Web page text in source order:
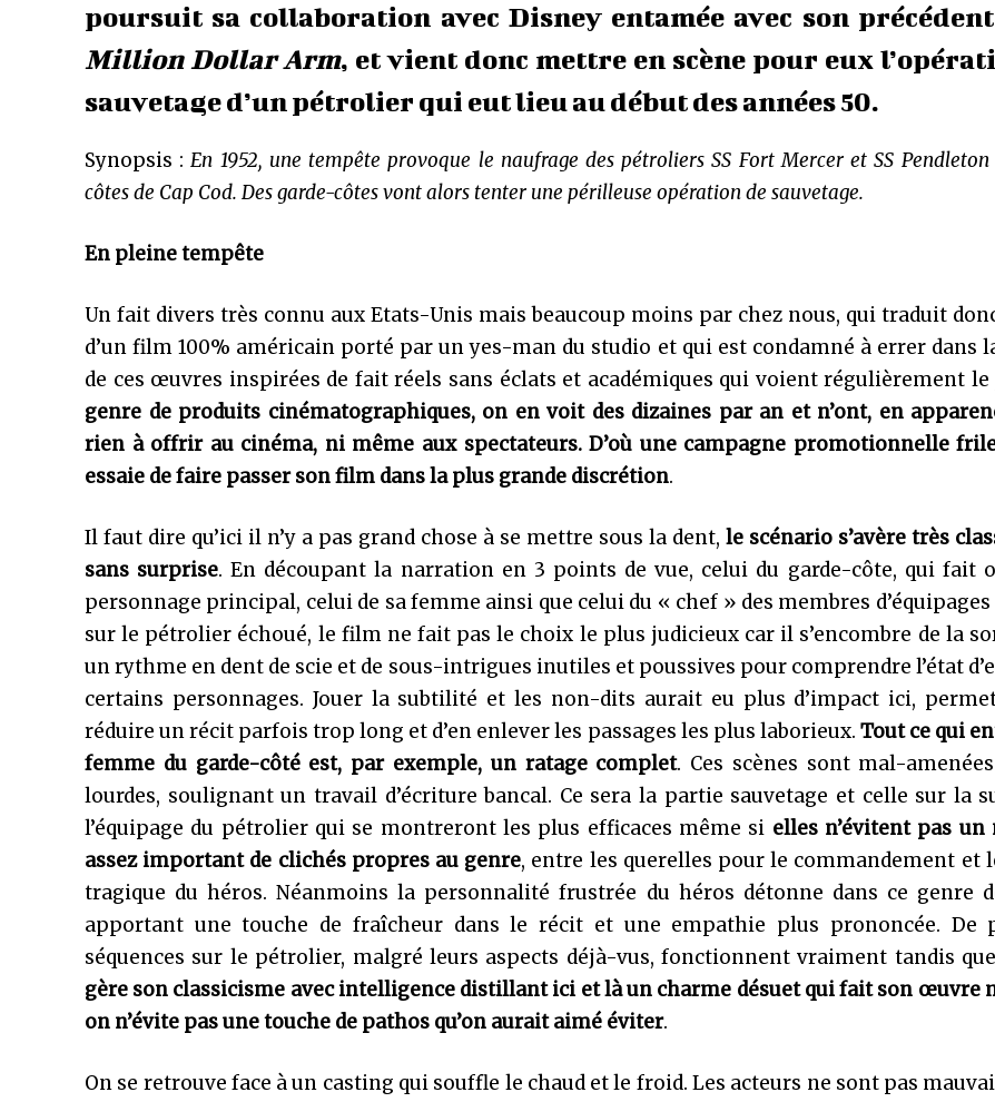
poursuit sa collaboration avec Disney entamée avec son
Million Dollar Arm, et vient donc mettre en scène pour eux
sauvetage d’un pétrolier qui eut lieu au début des années 50.
Synopsis : En 1952, une tempête provoque le naufrage des pétroliers SS Fort Mercer et SS Pendleton
côtes de Cap Cod. Des garde-côtes vont alors tenter une périlleuse opération de sauvetage.
En pleine tempête
Un fait divers très connu aux Etats-Unis mais beaucoup moins par chez nous, qui traduit
d’un film 100% américain porté par un yes-man du studio et qui est condamné à errer dans
de ces œuvres inspirées de fait réels sans éclats et académiques qui voient régulièrement le
genre de produits cinématographiques, on en voit des dizaines par an et n’ont, en
rien à offrir au cinéma, ni même aux spectateurs. D’où une campagne promotionnelle
essaie de faire passer son film dans la plus grande discrétion.
Il faut dire qu’ici il n’y a pas grand chose à se mettre sous la dent, le scénario s’avère très
sans surprise. En découpant la narration en 3 points de vue, celui du garde-côte, qui fait
personnage principal, celui de sa femme ainsi que celui du « chef » des membres d’équipages
sur le pétrolier échoué, le film ne fait pas le choix le plus judicieux car il s’encombre de la
un rythme en dent de scie et de sous-intrigues inutiles et poussives pour comprendre l’état
certains personnages. Jouer la subtilité et les non-dits aurait eu plus d’impact ici,
réduire un récit parfois trop long et d’en enlever les passages les plus laborieux. Tout ce qui
femme du garde-côté est, par exemple, un ratage complet. Ces scènes sont mal-
lourdes, soulignant un travail d’écriture bancal. Ce sera la partie sauvetage et celle sur la
l’équipage du pétrolier qui se montreront les plus efficaces même si elles n’évitent pas un
assez important de clichés propres au genre, entre les querelles pour le commandement et
tragique du héros. Néanmoins la personnalité frustrée du héros détonne dans ce genre
apportant une touche de fraîcheur dans le récit et une empathie plus prononcée. De
séquences sur le pétrolier, malgré leurs aspects déjà-vus, fonctionnent vraiment tandis que
gère son classicisme avec intelligence distillant ici et là un charme désuet qui fait son œuvre
on n’évite pas une touche de pathos qu’on aurait aimé éviter.
On se retrouve face à un casting qui souffle le chaud et le froid. Les acteurs ne sont pas